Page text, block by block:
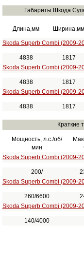
Габариты Шкода
Длина,мм Ширина,мм
Skoda Superb Combi (2009-
4838 1817
Skoda Superb Combi (2009-
4838 1817
Skoda Superb Combi (2009-
4838 1817
Краткие
Мощность, л.с./об/
мин
Skoda Superb Combi (2009-
200/
Skoda Superb Combi (2009-
260/6600
Skoda Superb Combi (2009-
140/4000